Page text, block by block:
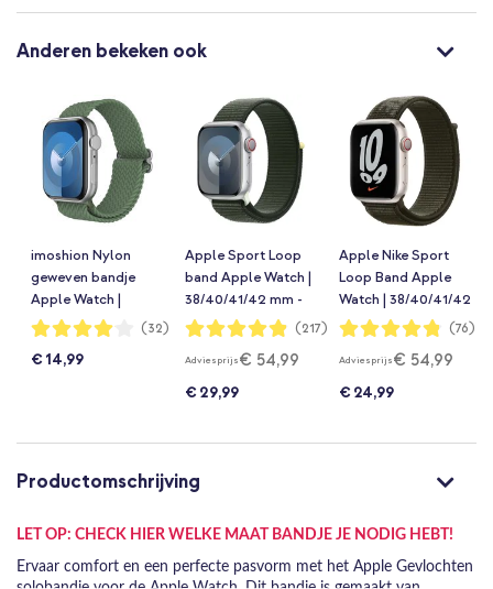
Anderen bekeken ook
imoshion Nylon
geweven bandje
Apple Watch |
38/40/41/42 mm -
Waardering:
81%
(32)
€ 14,99
Apple Sport Loop
band Apple Watch |
38/40/41/42 mm -
Cypress
Waardering:
97%
(217)
Adviesprijs€ 54,99
€ 29,99
Apple Nike Sport
Loop Band Apple
Watch | 38/40/41/42
mm - Cargo Khaki
Waardering:
96%
(76)
Adviesprijs€ 54,99
€ 24,99
Productomschrijving
LET OP: CHECK HIER WELKE MAAT BANDJE JE NODIG HEBT!
Ervaar comfort en een perfecte pasvorm met het Apple Gevlochten